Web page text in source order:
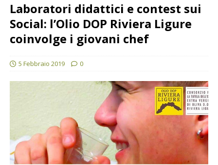
Laboratori didattici e contest sui
Social: l’Olio DOP Riviera Ligure
coinvolge i giovani chef
5 Febbraio 2019 0